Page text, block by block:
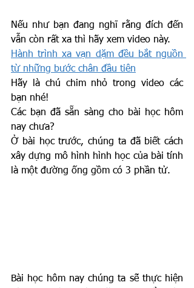
Nếu như bạn đang nghĩ rằng đích đến
vẫn còn rất xa thì hãy xem video này.
Hành trình xa vạn dặm đều bắt nguồn
từ những bước chân đầu tiên
Hãy là chú chim nhỏ trong video các
bạn nhé!
Các bạn đã sẵn sàng cho bài học hôm
nay chưa?
Ở bài học trước, chúng ta đã biết cách
xây dựng mô hình hình học của bài tính
là một đường ống gồm có 3 phần tử.
Bài học hôm nay chúng ta sẽ thực hiện